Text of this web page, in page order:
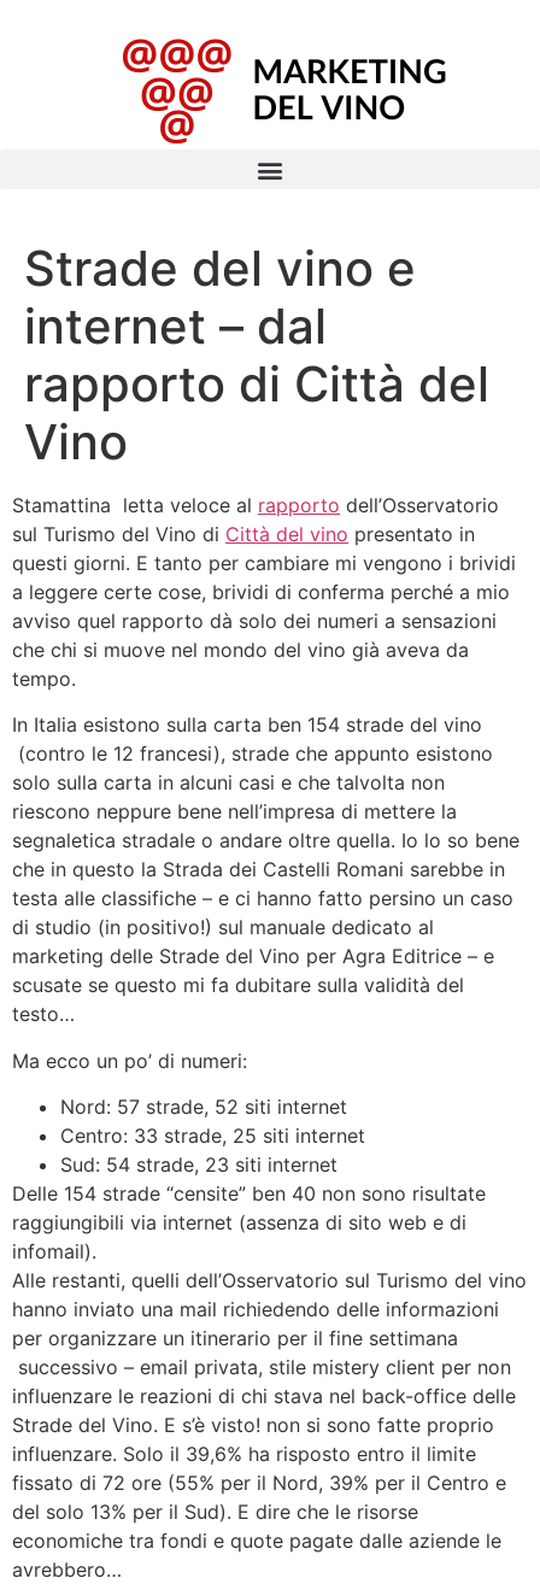
Strade del vino e
internet – dal
rapporto di Città del
Vino
Stamattina letta veloce al rapporto dell’Osservatorio
sul Turismo del Vino di Città del vino presentato in
questi giorni. E tanto per cambiare mi vengono i brividi
a leggere certe cose, brividi di conferma perché a mio
avviso quel rapporto dà solo dei numeri a sensazioni
che chi si muove nel mondo del vino già aveva da
tempo.
In Italia esistono sulla carta ben 154 strade del vino
(contro le 12 francesi), strade che appunto esistono
solo sulla carta in alcuni casi e che talvolta non
riescono neppure bene nell’impresa di mettere la
segnaletica stradale o andare oltre quella. Io lo so bene
che in questo la Strada dei Castelli Romani sarebbe in
testa alle classifiche – e ci hanno fatto persino un caso
di studio (in positivo!) sul manuale dedicato al
marketing delle Strade del Vino per Agra Editrice – e
scusate se questo mi fa dubitare sulla validità del
testo…
Ma ecco un po’ di numeri:
Nord: 57 strade, 52 siti internet
Centro: 33 strade, 25 siti internet
Sud: 54 strade, 23 siti internet
Delle 154 strade “censite” ben 40 non sono risultate
raggiungibili via internet (assenza di sito web e di
infomail).
Alle restanti, quelli dell’Osservatorio sul Turismo del vino
hanno inviato una mail richiedendo delle informazioni
per organizzare un itinerario per il fine settimana
successivo – email privata, stile mistery client per non
influenzare le reazioni di chi stava nel back-office delle
Strade del Vino. E s’è visto! non si sono fatte proprio
influenzare. Solo il 39,6% ha risposto entro il limite
fissato di 72 ore (55% per il Nord, 39% per il Centro e
del solo 13% per il Sud). E dire che le risorse
economiche tra fondi e quote pagate dalle aziende le
avrebbero…